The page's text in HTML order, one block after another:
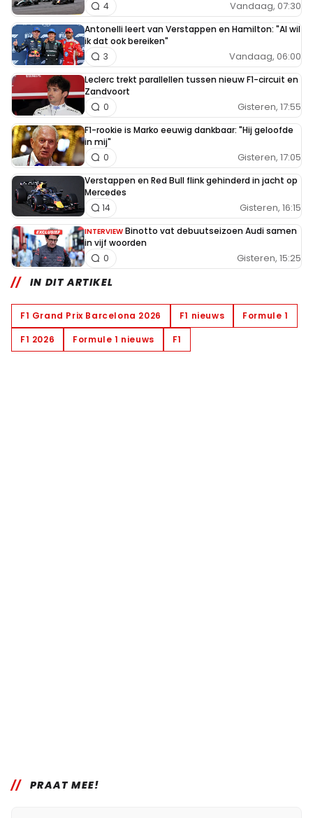
Vandaag, 07:30
4
Antonelli leert van Verstappen en Hamilton: "Al wil
ik dat ook bereiken"
Vandaag, 06:00
3
Leclerc trekt parallellen tussen nieuw F1-circuit en
Zandvoort
Gisteren, 17:55
0
F1-rookie is Marko eeuwig dankbaar: "Hij geloofde
in mij"
Gisteren, 17:05
0
Verstappen en Red Bull flink gehinderd in jacht op
Mercedes
Gisteren, 16:15
14
INTERVIEW Binotto vat debuutseizoen Audi samen
in vijf woorden
Gisteren, 15:25
0
IN DIT ARTIKEL
F1 Grand Prix Barcelona 2026 F1 nieuws
Formule 1
F1 2026
Formule 1 nieuws F1
PRAAT MEE!